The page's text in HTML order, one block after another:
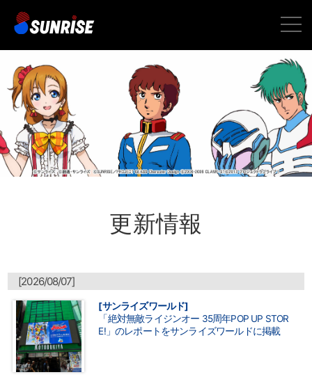
toggle
更新情報
[2026/08/07]
[サンライズワールド]
「絶対無敵ライジンオー 35周年POP UP STOR
E!」のレポートをサンライズワールドに掲載